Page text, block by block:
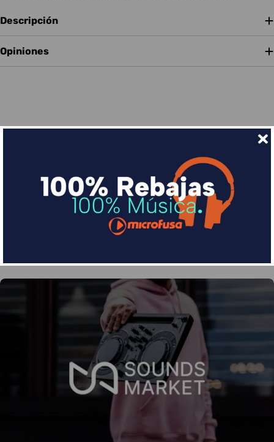
Descripción
Opiniones
Financia tus compras con Sequra
Divide en 3 sin coste o hasta en 18 meses por una
pequeña cuota al mes con Sequra
Más info